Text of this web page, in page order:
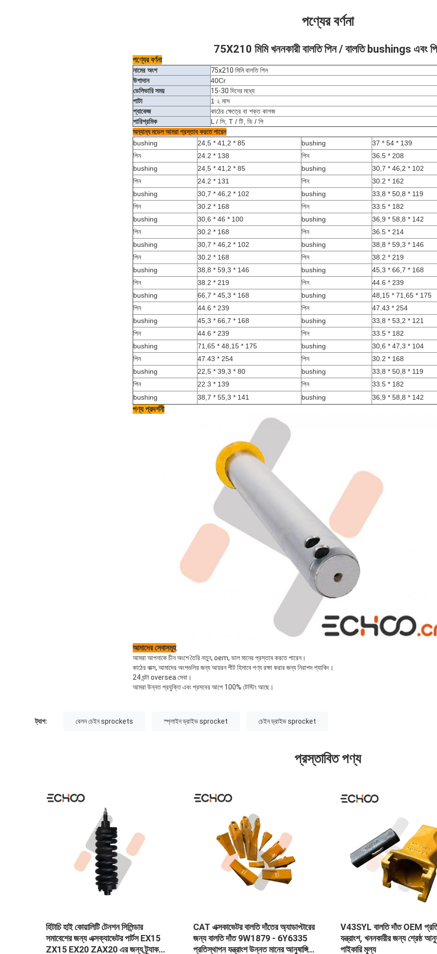
পণ্যের বর্ণনা
75X210 মিমি খননকারী বালতি পিন / বালতি bushings এবং
পণ্যের বর্ণনা
নামের অংশ
75x210 মিমি বালতি পিন
উপাদান
40Cr
ডেলিভারি সময়
15-30 দিনের মধ্যে
পাটা
1 ২ মাস
প্যাকেজ
কাঠের ক্ষেত্রে বা শক্ত কাগজ
পারিশ্রমিক
L / সি, T / টি, ডি / পি
অন্যান্য মডেল আমরা প্রস্তাব করতে পারেন
bushing
24,5 * 41,2 * 85 bushing
37 * 54 * 139
পিন
24.2 * 138 পিন
36.5 * 208
bushing
24,5 * 41,2 * 85 bushing
30,7 * 46,2 * 102
পিন
24.2 * 131 পিন
30.2 * 162
bushing
30,7 * 46,2 * 102 bushing
33,8 * 50,8 * 119
পিন
30.2 * 168 পিন
33.5 * 182
bushing
30,6 * 46 * 100 bushing
36,9 * 58,8 * 142
পিন
30.2 * 168 পিন
36.5 * 214
bushing
30,7 * 46,2 * 102 bushing
38,8 * 59,3 * 146
পিন
30.2 * 168 পিন
38.2 * 219
bushing
38,8 * 59,3 * 146 bushing
45,3 * 66,7 * 168
পিন
38.2 * 219 পিন
44.6 * 239
bushing
66,7 * 45,3 * 168 bushing
48,15 * 71,65 * 175
পিন
44.6 * 239 পিন
47.43 * 254
bushing
45,3 * 66,7 * 168 bushing
33,8 * 53,2 * 121
পিন
44.6 * 239 পিন
33.5 * 182
bushing
71,65 * 48,15 * 175 bushing
30,6 * 47,3 * 104
পিন
47.43 * 254 পিন
30.2 * 168
bushing
22,5 * 39,3 * 80 bushing
33,8 * 50,8 * 119
পিন
22.3 * 139 পিন
33.5 * 182
bushing
38,7 * 55,3 * 141 bushing 36,9 * 58,8 * 142
পণ্য প্রদর্শনী
আমাদের সেবাসমূহ
আমরা আপনাকে চীন অংশে তৈরি নতুন, oem, ভাল মানের প্রস্তাব করতে পারেন।
কাঠের বাক্স, আমাদের অংশগুলির জন্য আয়রন শীট হিসাবে পণ্য রক্ষা করার জন্য নিরাপদ প্যাকিং।
24 ঘন্টা oversea সেবা।
আমরা উন্নত প্রযুক্তি এবং প্রসবের আগে 100% টেস্টিং আছে।
ট্যাগ: বেলন চেইন sprockets স্প্লাইন ড্রাইভ sprocket চেইন ড্রাইভ sprocket
প্রস্তাবিত পণ্য
হিটাচি হাই কোয়ালিটি টেনশন সিলিন্ডার
সমাবেশের জন্য এক্সক্যাভেটর পার্টস EX15
ZX15 EX20 ZAX20 এর জন্য ট্র্যাক
CAT এক্সকাভেটর বালতি দাঁতের অ্যাডাপ্টারের
জন্য বালতি দাঁত 9W1879 - 6Y6335
প্রতিস্থাপন যন্ত্রাংশ উন্নত মানের আনুষাঙ্গিক
V43SYL বালতি দাঁত OEM
যন্ত্রাংশ, খননকারীর জন্য শ্রেষ্ঠ
পাইকারি মূল্য